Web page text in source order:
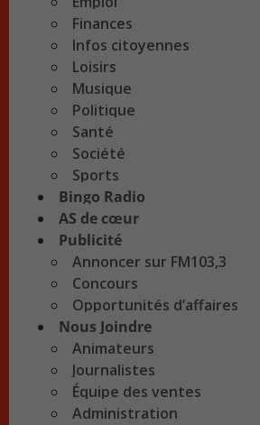
Finances
Infos citoyennes
Loisirs
Musique
Politique
Santé
Société
Sports
Bingo Radio
AS de cœur
Publicité
Annoncer sur FM103,3
Concours
Opportunités d’affaires
Nous Joindre
Animateurs
Journalistes
Équipe des ventes
Administration